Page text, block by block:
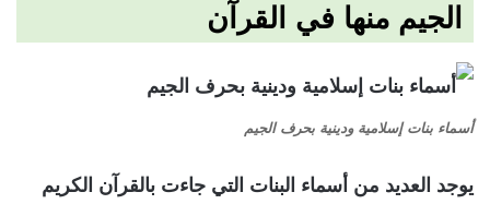
الجيم منها في القرآن
أسماء بنات إسلامية ودينية بحرف الجيم
يوجد العديد من أسماء البنات التي جاءت بالقرآن الكريم